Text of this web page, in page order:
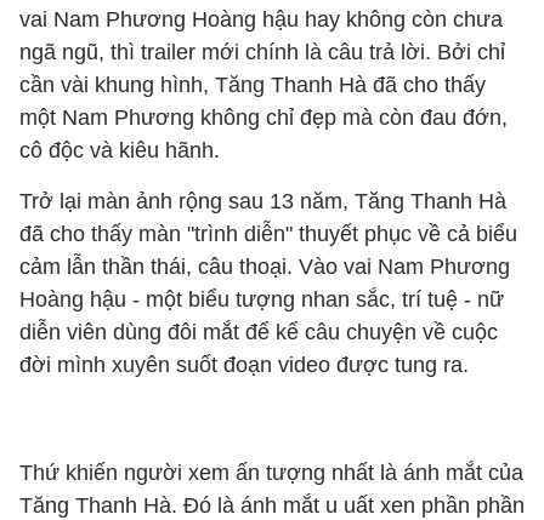
vai Nam Phương Hoàng hậu hay không còn chưa
ngã ngũ, thì trailer mới chính là câu trả lời. Bởi chỉ
cần vài khung hình, Tăng Thanh Hà đã cho thấy
một Nam Phương không chỉ đẹp mà còn đau đớn,
cô độc và kiêu hãnh.
Trở lại màn ảnh rộng sau 13 năm, Tăng Thanh Hà
đã cho thấy màn "trình diễn" thuyết phục về cả biểu
cảm lẫn thần thái, câu thoại. Vào vai Nam Phương
Hoàng hậu - một biểu tượng nhan sắc, trí tuệ - nữ
diễn viên dùng đôi mắt để kể câu chuyện về cuộc
đời mình xuyên suốt đoạn video được tung ra.
Thứ khiến người xem ấn tượng nhất là ánh mắt của
Tăng Thanh Hà. Đó là ánh mắt u uất xen phần phần